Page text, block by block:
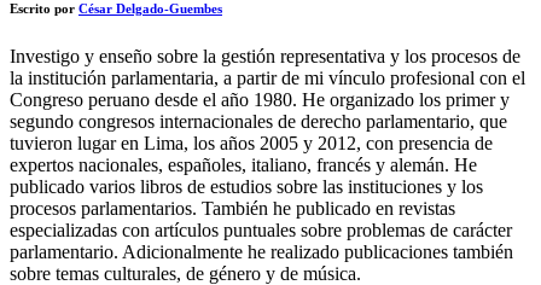
Escrito por César Delgado-Guembes
Investigo y enseño sobre la gestión representativa y los procesos de
la institución parlamentaria, a partir de mi vínculo profesional con el
Congreso peruano desde el año 1980. He organizado los primer y
segundo congresos internacionales de derecho parlamentario, que
tuvieron lugar en Lima, los años 2005 y 2012, con presencia de
expertos nacionales, españoles, italiano, francés y alemán. He
publicado varios libros de estudios sobre las instituciones y los
procesos parlamentarios. También he publicado en revistas
especializadas con artículos puntuales sobre problemas de carácter
parlamentario. Adicionalmente he realizado publicaciones también
sobre temas culturales, de género y de música.